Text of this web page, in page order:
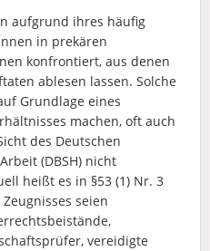
aufgrund ihres häufig
in prekären
konfrontiert, aus denen
ablesen lassen. Solche
Grundlage eines
machen, oft auch
des Deutschen
(DBSH) nicht
heißt es in §53 (1) Nr. 3
seien
vereidigte